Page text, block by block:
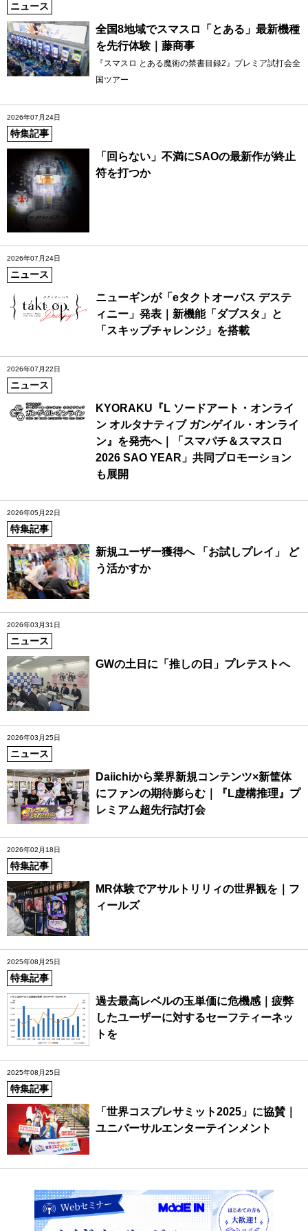
ニュース
全国8地域でスマスロ「とある」最新機種
を先行体験｜藤商事
『スマスロ とある魔術の禁書目録2』プレミア試打会全
国ツアー
2026年07月24日
特集記事
「回らない」不満にSAOの最新作が終止
符を打つか
2026年07月24日
ニュース
ニューギンが「eタクトオーパス デステ
ィニー」発表｜新機能「ダブスタ」と
「スキップチャレンジ」を搭載
2026年07月22日
ニュース
KYORAKU『L ソードアート・オンライ
ン オルタナティブ ガンゲイル・オンライ
ン』を発売へ｜「スマパチ＆スマスロ
2026 SAO YEAR」共同プロモーション
も展開
2026年05月22日
特集記事
新規ユーザー獲得へ 「お試しプレイ」 ど
う活かすか
2026年03月31日
ニュース
GWの土日に「推しの日」プレテストへ
2026年03月25日
ニュース
Daiichiから業界新規コンテンツ×新筐体
にファンの期待膨らむ｜『L虚構推理』プ
レミアム超先行試打会
2026年02月18日
特集記事
MR体験でアサルトリリィの世界観を｜フ
ィールズ
2025年08月25日
特集記事
過去最高レベルの玉単価に危機感｜疲弊
したユーザーに対するセーフティーネッ
トを
2025年08月25日
特集記事
「世界コスプレサミット2025」に協賛｜
ユニバーサルエンターテインメント